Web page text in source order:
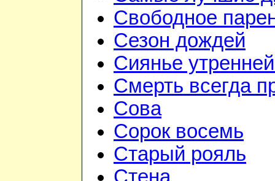
Свободное
Сезон дождей
Сиянье
Смерть всегда
Сова
Сорок восемь
Старый рояль